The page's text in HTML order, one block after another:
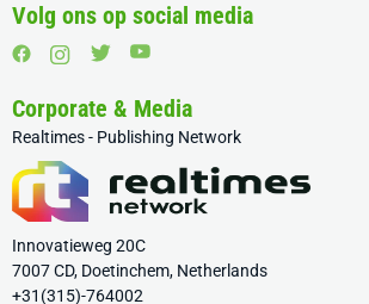
Volg ons op social media
Corporate & Media
Realtimes - Publishing Network
Innovatieweg 20C
7007 CD, Doetinchem, Netherlands
+31(315)-764002